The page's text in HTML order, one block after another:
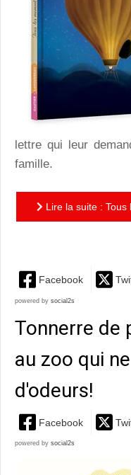
lettre qui leur
famille.
Lire la suite :
Facebook
powered by social2s
Tonnerre de
au zoo qui
d'odeurs!
Facebook
powered by social2s